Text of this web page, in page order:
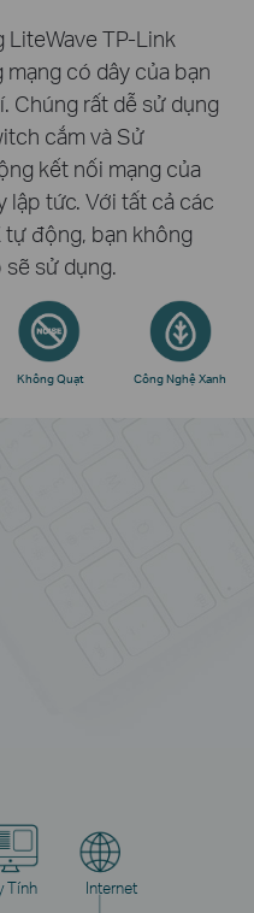
TP-Link
có dây của bạn
Chúng rất dễ sử dụng
cắm và Sử
kết nối mạng của
lập tức. Với tất cả các
động, bạn không
sẽ sử dụng.
Không Quạt Công Nghệ Xanh
Tính Internet